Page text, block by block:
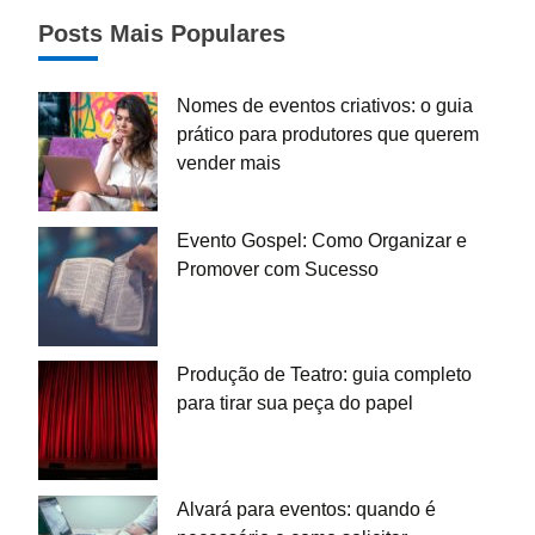
Posts Mais Populares
Nomes de eventos criativos: o guia
prático para produtores que querem
vender mais
Evento Gospel: Como Organizar e
Promover com Sucesso
Produção de Teatro: guia completo
para tirar sua peça do papel
Alvará para eventos: quando é